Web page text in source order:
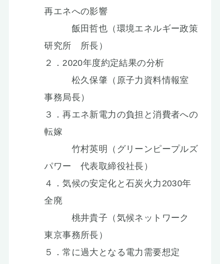
再エネへの影響
飯田哲也（環境エネルギー政策
研究所 所長）
２．2020年度約定結果の分析
松久保肇（原子力資料情報室
事務局長）
３．再エネ新電力の負担と消費者への
転嫁
竹村英明（グリーンピープルズ
パワー 代表取締役社長）
４．気候の安定化と石炭火力2030年
全廃
桃井貴子（気候ネットワーク
東京事務所長）
５．常に過大となる電力需要想定